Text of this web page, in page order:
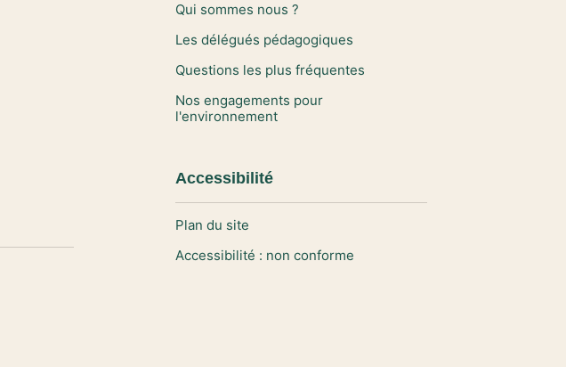
Qui sommes nous ?
Les délégués pédagogiques
Questions les plus fréquentes
Nos engagements pour
l'environnement
Accessibilité
Plan du site
Accessibilité : non conforme